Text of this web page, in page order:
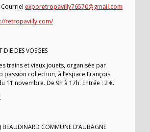
Courriel exporetropavilly76570@gmail.com
retropavilly.com/
DES VOSGES
trains et vieux jouets, organisée par
passion collection, à l’espace François
11 novembre. De 9h à 17h. Entrée : 2 €.
COMMUNE D’AUBAGNE